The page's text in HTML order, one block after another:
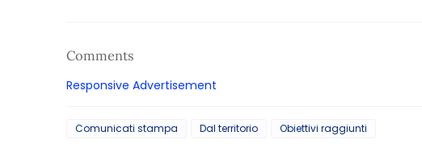
Comments
Responsive Advertisement
Comunicati stampa Dal territorio Obiettivi raggiunti